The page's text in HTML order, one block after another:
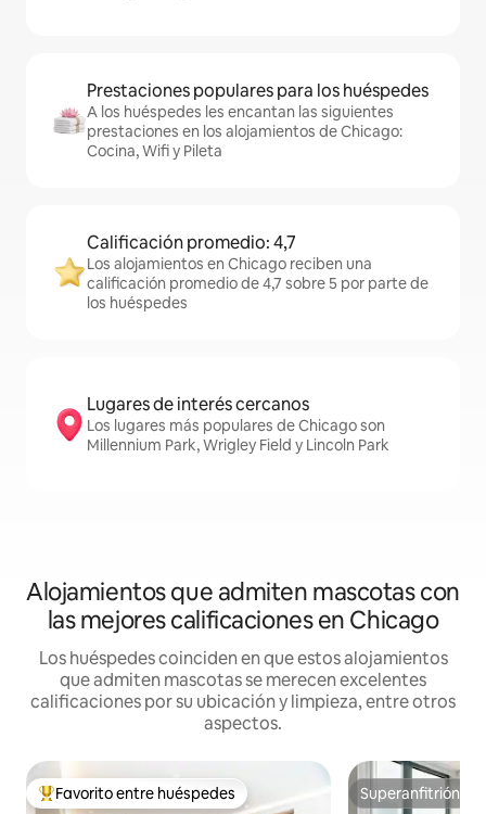
Prestaciones populares para los huéspedes
A los huéspedes les encantan las siguientes
prestaciones en los alojamientos de Chicago:
Cocina, Wifi y Pileta
Calificación promedio: 4,7
Los alojamientos en Chicago reciben una
calificación promedio de 4,7 sobre 5 por parte de
los huéspedes
Lugares de interés cercanos
Los lugares más populares de Chicago son
Millennium Park, Wrigley Field y Lincoln Park
Alojamientos que admiten mascotas con
las mejores calificaciones en Chicago
Los huéspedes coinciden en que estos alojamientos
que admiten mascotas se merecen excelentes
calificaciones por su ubicación y limpieza, entre otros
aspectos.
Favorito entre los huéspedes más destacados
Favorito entre huéspedes Superanfitrión
Superanfitrión